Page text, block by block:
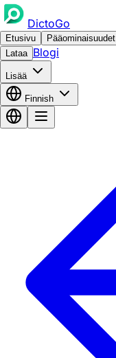
DictoGo
Etusivu Pääominaisuudet
Lataa Blogi
Lisää
Finnish